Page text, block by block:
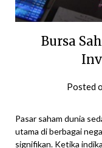
Bursa
Posted
Pasar saham dunia
utama di berbagai
signifikan. Ketika